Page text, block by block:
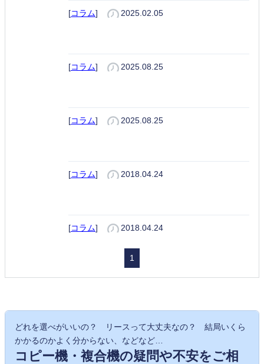
[コラム] 2025.02.05
[コラム] 2025.08.25
[コラム] 2025.08.25
[コラム] 2018.04.24
[コラム] 2018.04.24
1
どれを選べがいいの？ リースって大丈夫なの？ 結局いくら
かかるのかよく分からない、などなど…
コピー機・複合機の疑問や不安をご相